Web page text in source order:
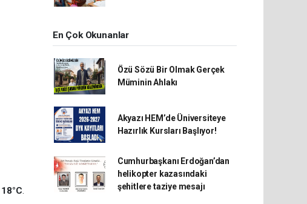
18°C.
En Çok Okunanlar
Özü Sözü Bir Olmak Gerçek
Müminin Ahlakı
Akyazı HEM’de Üniversiteye
Hazırlık Kursları Başlıyor!
Cumhurbaşkanı Erdoğan’dan
helikopter kazasındaki
şehitlere taziye mesajı